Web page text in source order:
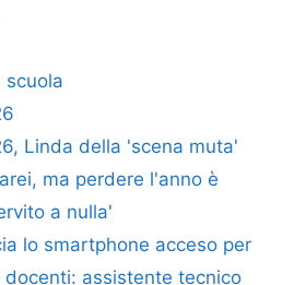
scuola
Linda della 'scena muta'
ma perdere l'anno è
a nulla'
lo smartphone acceso per
docenti: assistente tecnico